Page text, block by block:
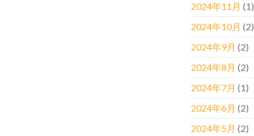
2024年11月 (1)
2024年10月 (2)
2024年9月 (2)
2024年8月 (2)
2024年7月 (1)
2024年6月 (2)
2024年5月 (2)